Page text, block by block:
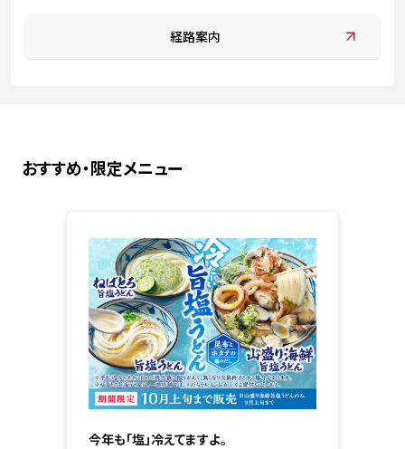
経路案内
おすすめ・限定メニュー
今年も「塩」冷えてますよ。